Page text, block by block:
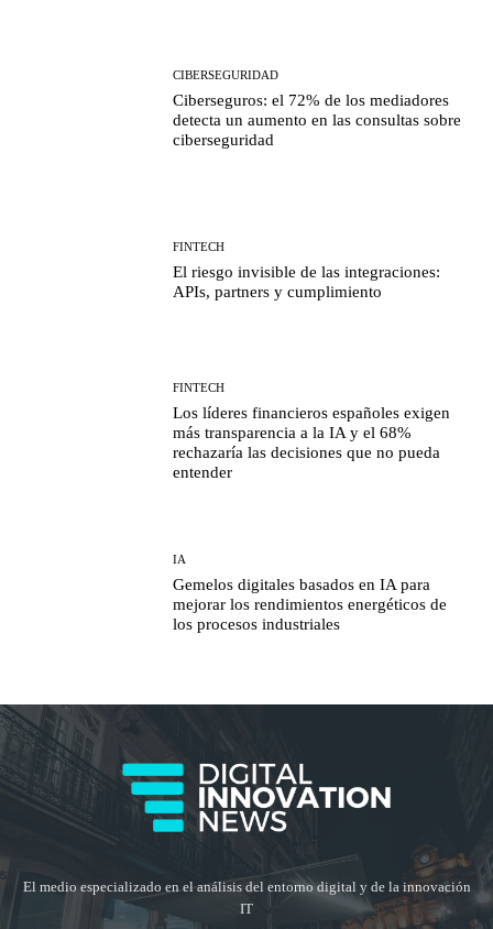
CIBERSEGURIDAD
Ciberseguros: el 72% de los mediadores
detecta un aumento en las consultas sobre
ciberseguridad
FINTECH
El riesgo invisible de las integraciones:
APIs, partners y cumplimiento
FINTECH
Los líderes financieros españoles exigen
más transparencia a la IA y el 68%
rechazaría las decisiones que no pueda
entender
IA
Gemelos digitales basados en IA para
mejorar los rendimientos energéticos de
los procesos industriales
El medio especializado en el análisis del entorno digital y de la innovación
IT